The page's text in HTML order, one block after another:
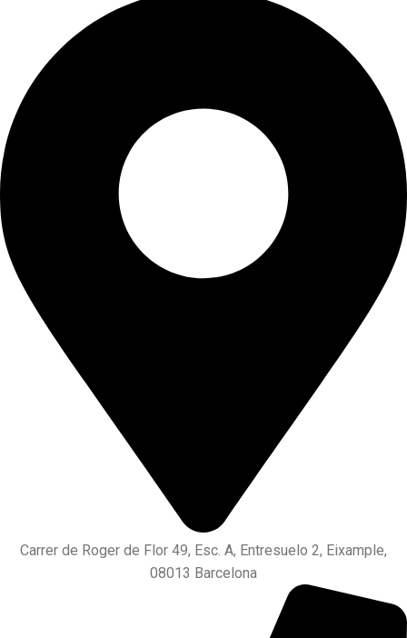
Carrer de Roger de Flor 49, Esc. A, Entresuelo 2, Eixample,
08013 Barcelona